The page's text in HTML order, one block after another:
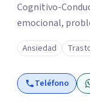
Cognitivo-Conductual (TCC).
emocional,
desarrollo de
población
formación y
acompañamiento
Ansiedad
Teléfono